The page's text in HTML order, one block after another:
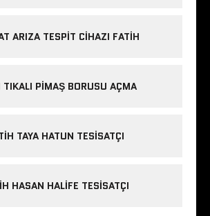
ARIZA TESPIT CIHAZI FATIH
TIKALI PIMAŞ BORUSU AÇMA
TAYA HATUN TESISATÇI
HASAN HALIFE TESISATÇI